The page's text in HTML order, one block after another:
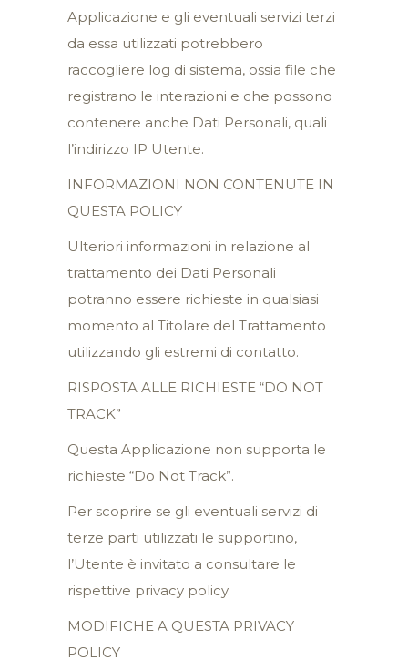
Applicazione e gli eventuali servizi terzi
da essa utilizzati potrebbero
raccogliere log di sistema, ossia file che
registrano le interazioni e che possono
contenere anche Dati Personali, quali
l’indirizzo IP Utente.
INFORMAZIONI NON CONTENUTE IN
QUESTA POLICY
Ulteriori informazioni in relazione al
trattamento dei Dati Personali
potranno essere richieste in qualsiasi
momento al Titolare del Trattamento
utilizzando gli estremi di contatto.
RISPOSTA ALLE RICHIESTE “DO NOT
TRACK”
Questa Applicazione non supporta le
richieste “Do Not Track”.
Per scoprire se gli eventuali servizi di
terze parti utilizzati le supportino,
l’Utente è invitato a consultare le
rispettive privacy policy.
MODIFICHE A QUESTA PRIVACY
POLICY